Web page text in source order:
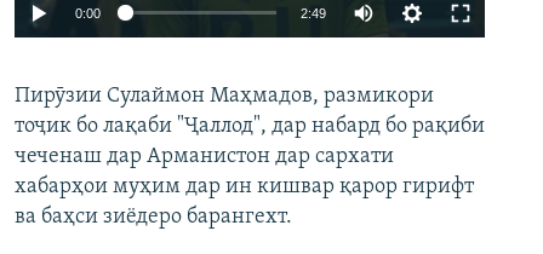
Auto 240p 360p 480p
720p 1080p
0:00 2:49
360p
480p
Пирӯзии Сулаймон Маҳмадов, размикори
тоҷик бо лақаби "Ҷаллод", дар набард бо рақиби
чеченаш дар Арманистон дар сархати
хабарҳои муҳим дар ин кишвар қарор гирифт
ва баҳси зиёдеро барангехт.